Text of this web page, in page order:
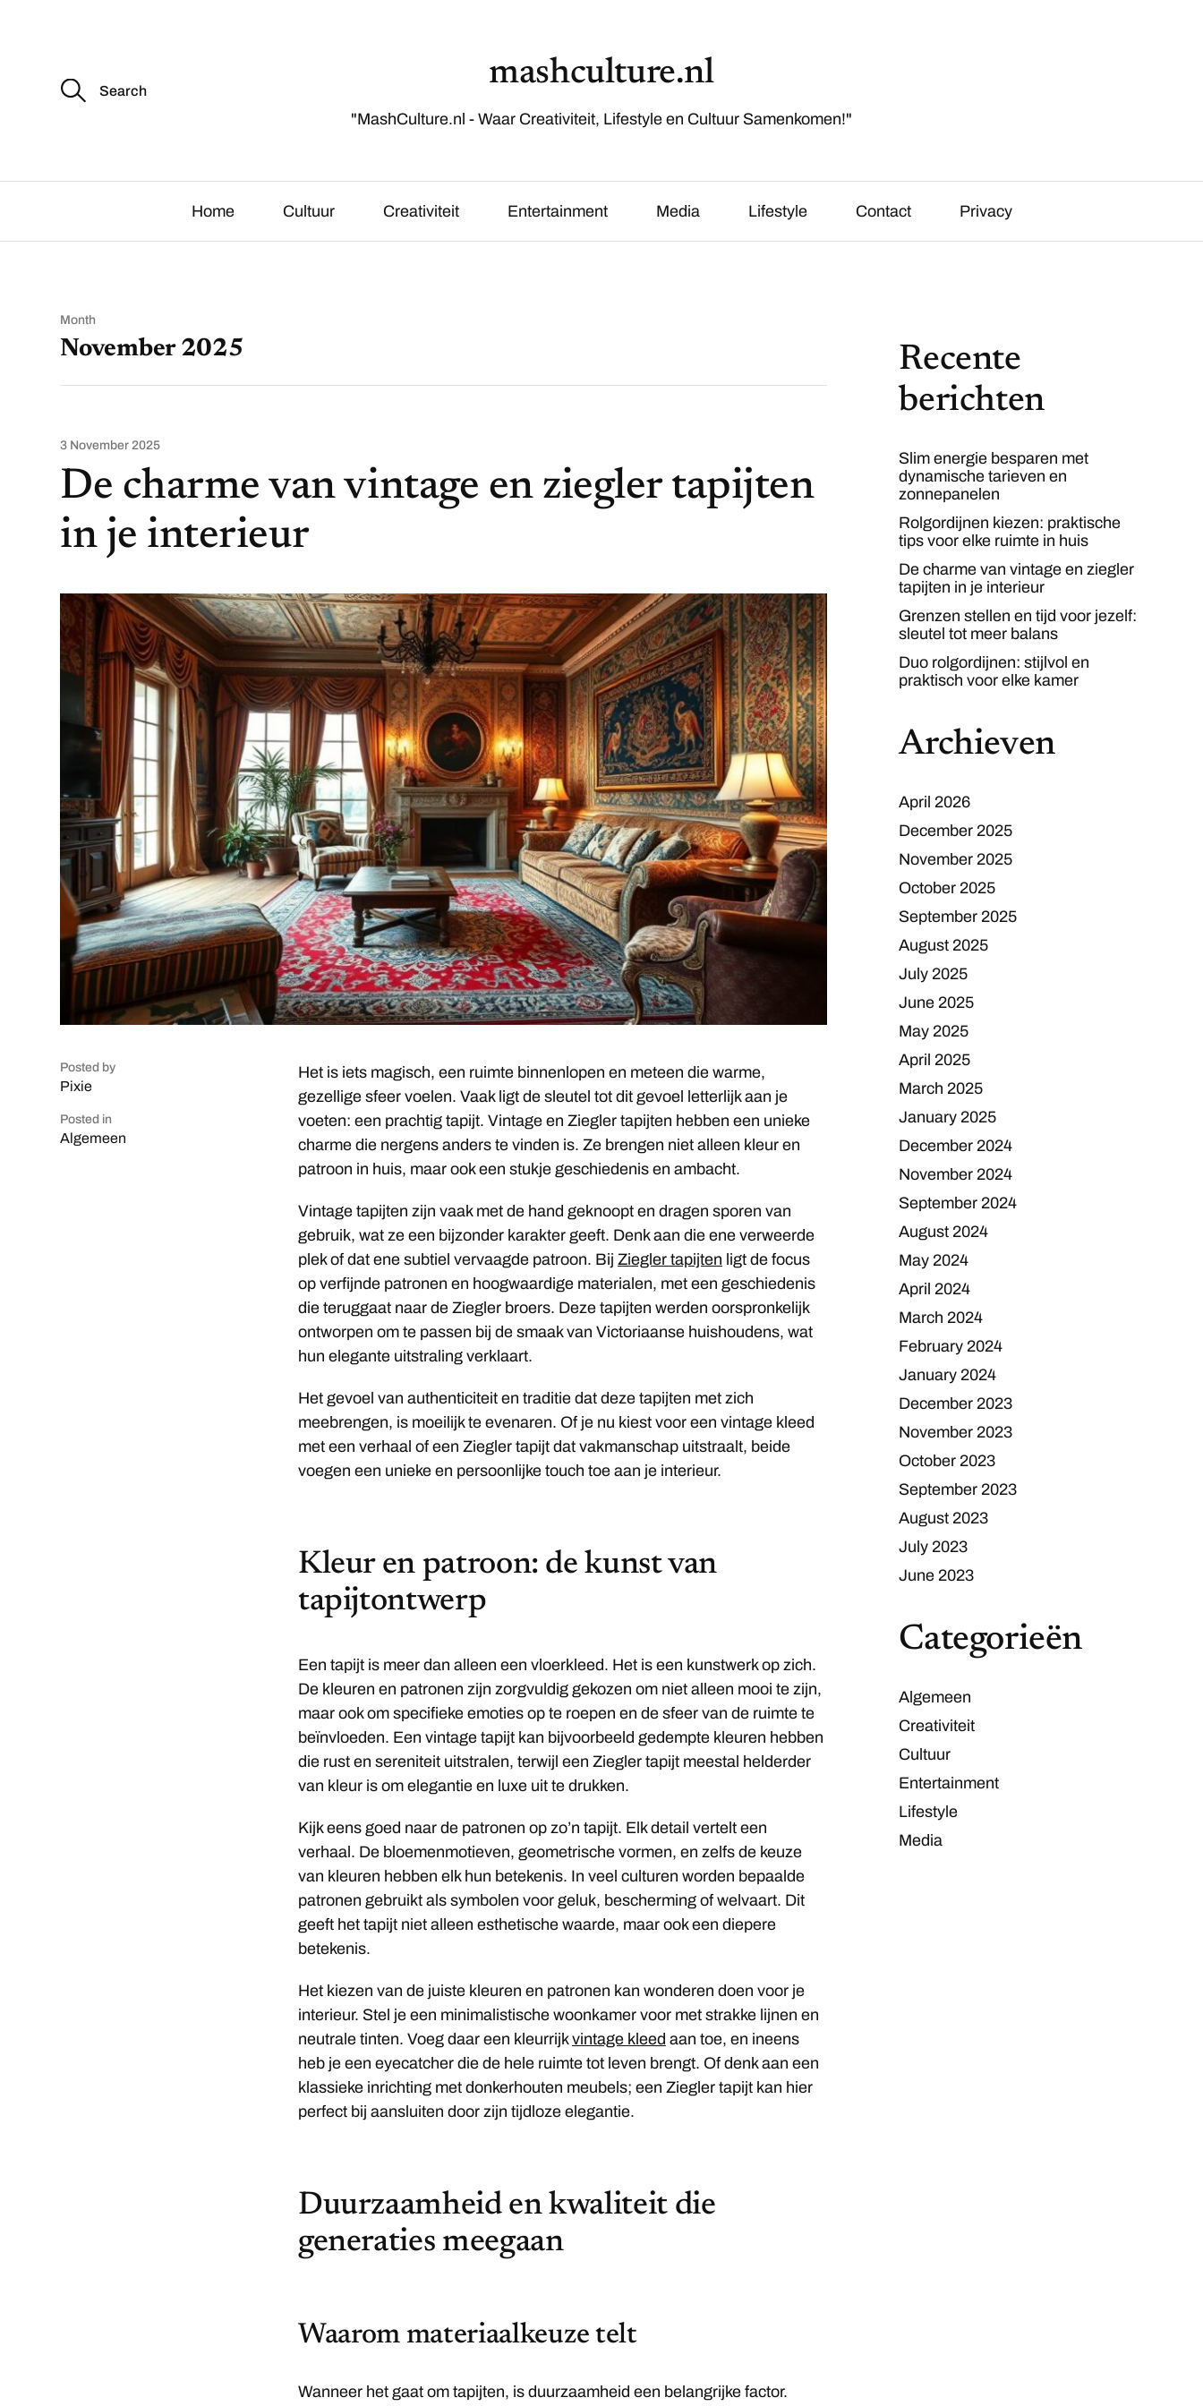
S
e
f
mashculture.nl
"MashCulture.nl - Waar Creativiteit, Lifestyle en Cultuur Samenkomen!"
Home Cultuur Creativiteit Entertainment Media Lifestyle Contact Privacy
Month
November 2025
3 November 2025
De charme van vintage en ziegler tapijten
in je interieur
Posted by
Pixie
Posted in
Algemeen
Het is iets magisch, een ruimte binnenlopen en meteen die warme,
gezellige sfeer voelen. Vaak ligt de sleutel tot dit gevoel letterlijk aan je
voeten: een prachtig tapijt. Vintage en Ziegler tapijten hebben een unieke
charme die nergens anders te vinden is. Ze brengen niet alleen kleur en
patroon in huis, maar ook een stukje geschiedenis en ambacht.
Vintage tapijten zijn vaak met de hand geknoopt en dragen sporen van
gebruik, wat ze een bijzonder karakter geeft. Denk aan die ene verweerde
plek of dat ene subtiel vervaagde patroon. Bij Ziegler tapijten ligt de focus
op verfijnde patronen en hoogwaardige materialen, met een geschiedenis
die teruggaat naar de Ziegler broers. Deze tapijten werden oorspronkelijk
ontworpen om te passen bij de smaak van Victoriaanse huishoudens, wat
hun elegante uitstraling verklaart.
Het gevoel van authenticiteit en traditie dat deze tapijten met zich
meebrengen, is moeilijk te evenaren. Of je nu kiest voor een vintage kleed
met een verhaal of een Ziegler tapijt dat vakmanschap uitstraalt, beide
voegen een unieke en persoonlijke touch toe aan je interieur.
Kleur en patroon: de kunst van
tapijtontwerp
Een tapijt is meer dan alleen een vloerkleed. Het is een kunstwerk op zich.
De kleuren en patronen zijn zorgvuldig gekozen om niet alleen mooi te zijn,
maar ook om specifieke emoties op te roepen en de sfeer van de ruimte te
beïnvloeden. Een vintage tapijt kan bijvoorbeeld gedempte kleuren hebben
die rust en sereniteit uitstralen, terwijl een Ziegler tapijt meestal helderder
van kleur is om elegantie en luxe uit te drukken.
Kijk eens goed naar de patronen op zo’n tapijt. Elk detail vertelt een
verhaal. De bloemenmotieven, geometrische vormen, en zelfs de keuze
van kleuren hebben elk hun betekenis. In veel culturen worden bepaalde
patronen gebruikt als symbolen voor geluk, bescherming of welvaart. Dit
geeft het tapijt niet alleen esthetische waarde, maar ook een diepere
betekenis.
Het kiezen van de juiste kleuren en patronen kan wonderen doen voor je
interieur. Stel je een minimalistische woonkamer voor met strakke lijnen en
neutrale tinten. Voeg daar een kleurrijkvintage kleed aan toe, en ineens
heb je een eyecatcher die de hele ruimte tot leven brengt. Of denk aan een
klassieke inrichting met donkerhouten meubels; een Ziegler tapijt kan hier
perfect bij aansluiten door zijn tijdloze elegantie.
Duurzaamheid en kwaliteit die
generaties meegaan
Waarom materiaalkeuze telt
Wanneer het gaat om tapijten, is duurzaamheid een belangrijke factor.
Recente
berichten
Slim energie besparen met
dynamische tarieven en
zonnepanelen
Rolgordijnen kiezen: praktische
tips voor elke ruimte in huis
De charme van vintage en ziegler
tapijten in je interieur
Grenzen stellen en tijd voor jezelf:
sleutel tot meer balans
Duo rolgordijnen: stijlvol en
praktisch voor elke kamer
Archieven
April 2026
December 2025
November 2025
October 2025
September 2025
August 2025
July 2025
June 2025
May 2025
April 2025
March 2025
January 2025
December 2024
November 2024
September 2024
August 2024
May 2024
April 2024
March 2024
February 2024
January 2024
December 2023
November 2023
October 2023
September 2023
August 2023
July 2023
June 2023
Categorieën
Algemeen
Creativiteit
Cultuur
Entertainment
Lifestyle
Media